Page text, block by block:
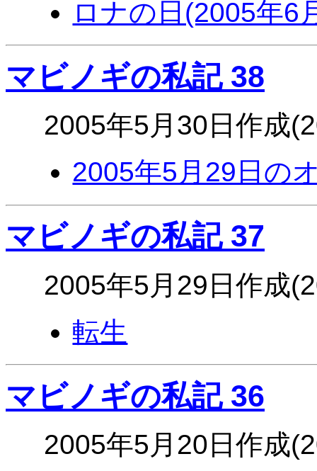
ロナの日(2005年6
マビノギの私記 38
2005年5月30日作成
2005年5月29日の
マビノギの私記 37
2005年5月29日作成
転生
マビノギの私記 36
2005年5月20日作成